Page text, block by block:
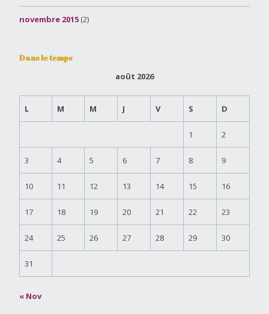
novembre 2015 (2)
Dans le temps
août 2026
L M M J V S D
1 2
3 4 5 6 7 8 9
10 11 12 13 14 15 16
17 18 19 20 21 22 23
24 25 26 27 28 29 30
31
« Nov